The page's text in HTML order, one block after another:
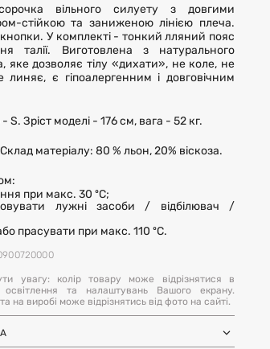
вільного силуету з довгими
стійкою та заниженою лінією плеча.
У комплекті - тонкий лляний пояс
талії. Виготовлена з натурального
яке дозволяє тілу «дихати», не коле, не
линяє, є гіпоалергенним і довговічним
S. Зріст моделі - 176 см, вага - 52 кг.
матеріалу: 80 % льон, 20% віскоза.
при макс. 30 ºC;
лужні засоби / відбілювач /
прасувати при макс. 110 ºC.
увагу: колір товару може відрізнятися в
освітлення та налаштувань Вашого екрану.
на виробі може відрізнятись від фото на сайті.